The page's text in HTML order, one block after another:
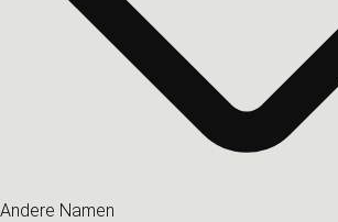
Andere Namen